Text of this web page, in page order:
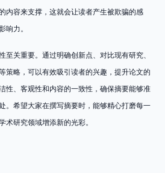
内容来支撑，这就会让读者产生被欺骗的感
响力。
至关重要。通过明确创新点、对比现有研究、
策略，可以有效吸引读者的兴趣，提升论文的
性、客观性和内容的一致性，确保摘要能够准
。希望大家在撰写摘要时，能够精心打磨每一
术研究领域增添新的光彩。